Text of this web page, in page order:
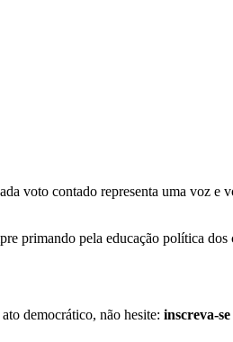
voto contado representa uma voz e
primando pela educação política dos
democrático, não hesite: inscreva-